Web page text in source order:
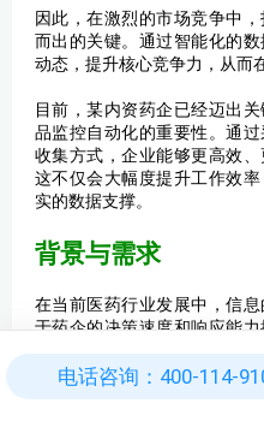
电话咨询：400-114-
因此，在激烈的市场竞争中
而出的关键。通过智能化的
动态，提升核心竞争力，从而
目前，某内资药企已经迈出
品监控自动化的重要性。通
收集方式，企业能够更高效、
这不仅会大幅度提升工作效
实的数据支撑。
背景与需求
在当前医药行业发展中，信
于药企的决策速度和响应能
面临的挑战是如何在近30家
态的敏锐洞察力。
因为医药营销信息每天都在